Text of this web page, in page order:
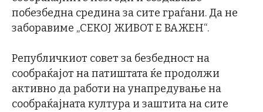
побезбедна средина за сите граѓани. Да не
заборавиме „СЕКОЈ ЖИВОТ Е ВАЖЕН“.
Републичкиот совет за безбедност на
сообраќајот на патиштата ќе продолжи
активно да работи на унапредување на
сообраќајната култура и заштита на сите